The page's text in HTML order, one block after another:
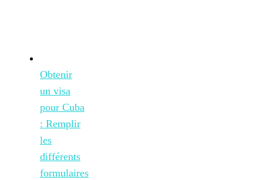
Obtenir
un visa
pour Cuba
: Remplir
les
différents
formulaires